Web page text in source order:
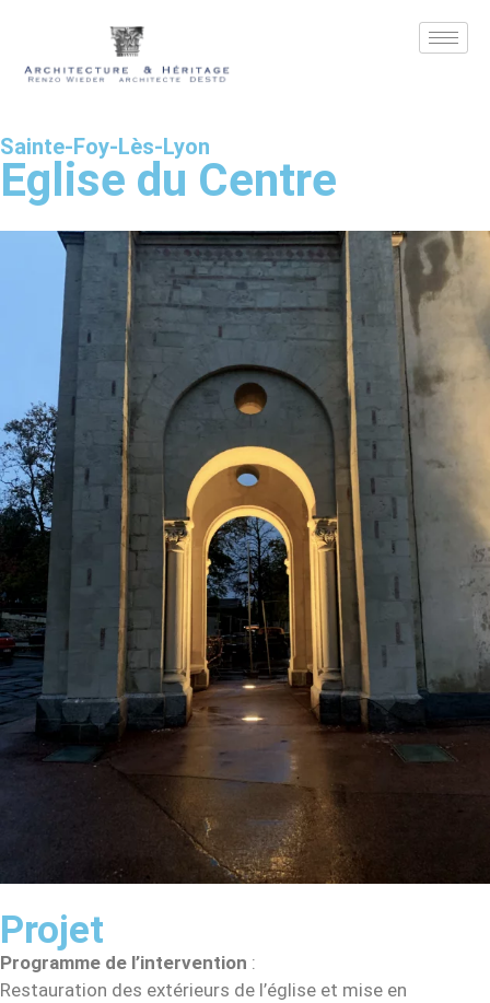
Sainte-Foy-Lès-Lyon
Eglise du Centre
Projet
Programme de l’intervention :
Restauration des extérieurs de l’église et mise en